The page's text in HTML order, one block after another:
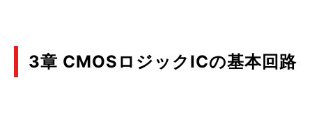
3章 CMOSロジックICの基本回路